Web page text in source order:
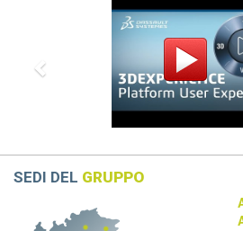
CATIA R2026 vs CATIA
differenze che devi
scopri le differenze tra CATIA R2026 e
Dassault Systèmes, Apple
partnership strategica
SEDI DEL GRUPPO